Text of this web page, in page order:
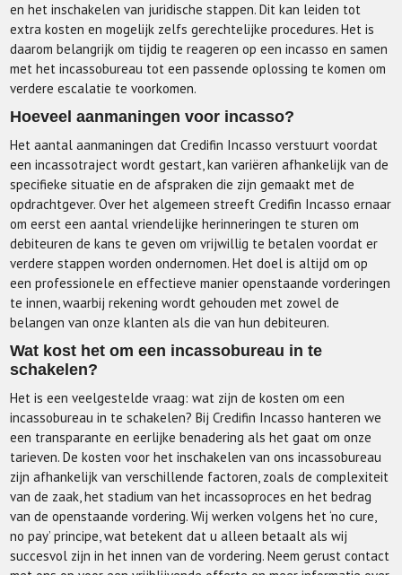
en het inschakelen van juridische stappen. Dit kan leiden tot
extra kosten en mogelijk zelfs gerechtelijke procedures. Het is
daarom belangrijk om tijdig te reageren op een incasso en samen
met het incassobureau tot een passende oplossing te komen om
verdere escalatie te voorkomen.
Hoeveel aanmaningen voor incasso?
Het aantal aanmaningen dat Credifin Incasso verstuurt voordat
een incassotraject wordt gestart, kan variëren afhankelijk van de
specifieke situatie en de afspraken die zijn gemaakt met de
opdrachtgever. Over het algemeen streeft Credifin Incasso ernaar
om eerst een aantal vriendelijke herinneringen te sturen om
debiteuren de kans te geven om vrijwillig te betalen voordat er
verdere stappen worden ondernomen. Het doel is altijd om op
een professionele en effectieve manier openstaande vorderingen
te innen, waarbij rekening wordt gehouden met zowel de
belangen van onze klanten als die van hun debiteuren.
Wat kost het om een incassobureau in te
schakelen?
Het is een veelgestelde vraag: wat zijn de kosten om een ​​
incassobureau in te schakelen? Bij Credifin Incasso hanteren we
een transparante en eerlijke benadering als het gaat om onze
tarieven. De kosten voor het inschakelen van ons incassobureau
zijn afhankelijk van verschillende factoren, zoals de complexiteit
van de zaak, het stadium van het incassoproces en het bedrag
van de openstaande vordering. Wij werken volgens het ‘no cure,
no pay’ principe, wat betekent dat u alleen betaalt als wij
succesvol zijn in het innen van de vordering. Neem gerust contact